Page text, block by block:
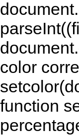
color
function